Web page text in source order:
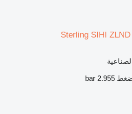
Sterling SIHI
2.955 bar